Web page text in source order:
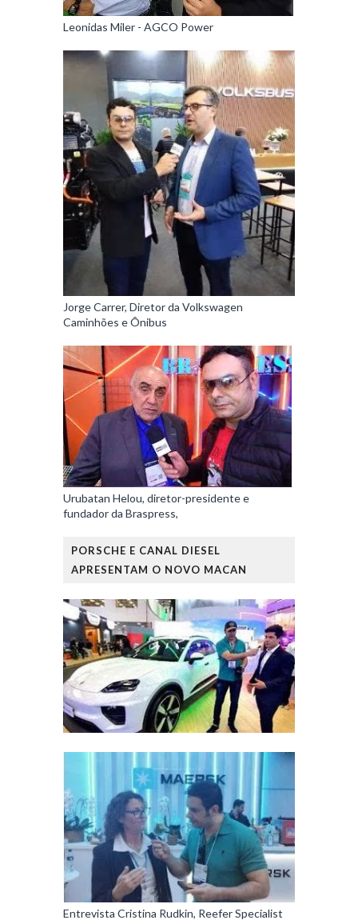
Leonidas Miler - AGCO Power
Jorge Carrer, Diretor da Volkswagen
Caminhões e Ônibus
Urubatan Helou, diretor-presidente e
fundador da Braspress,
PORSCHE E CANAL DIESEL
APRESENTAM O NOVO MACAN
Entrevista Cristina Rudkin, Reefer Specialist